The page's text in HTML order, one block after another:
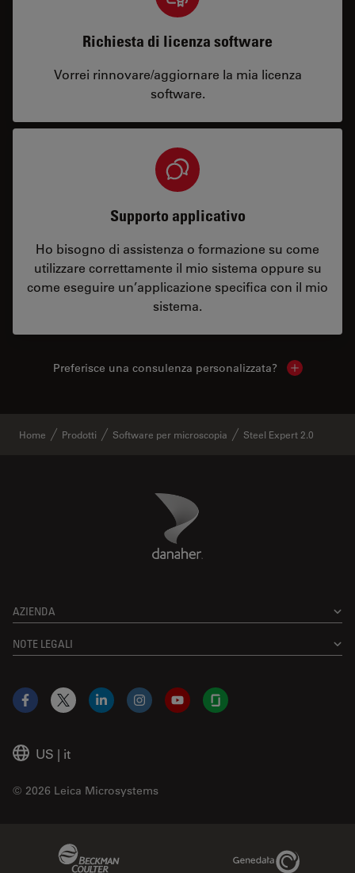
Richiesta di licenza software
Vorrei rinnovare/aggiornare la mia licenza
software.
Supporto applicativo
Ho bisogno di assistenza o formazione su come
utilizzare correttamente il mio sistema oppure su
come eseguire un’applicazione specifica con il mio
sistema.
Preferisce una consulenza personalizzata? Show local
Home Prodotti Software per microscopia Steel Expert 2.0
Danaher Logo
AZIENDA
NOTE LEGALI
US | it
© 2026 Leica Microsystems
Facebook
X LinkedInInstagramYouTubeGlassdoor
Genedata Link